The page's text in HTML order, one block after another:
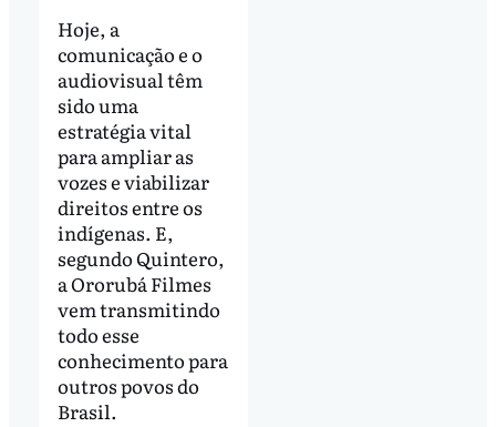
Hoje, a
comunicação e o
audiovisual têm
sido uma
estratégia vital
para ampliar as
vozes e viabilizar
direitos entre os
indígenas. E,
segundo Quintero,
a Ororubá Filmes
vem transmitindo
todo esse
conhecimento para
outros povos do
Brasil.